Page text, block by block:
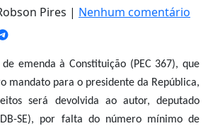
Pires | Nenhum comentário
emenda à Constituição (PEC 367), que
mandato para o presidente da República,
será devolvida ao autor, deputado
SE), por falta do número mínimo de